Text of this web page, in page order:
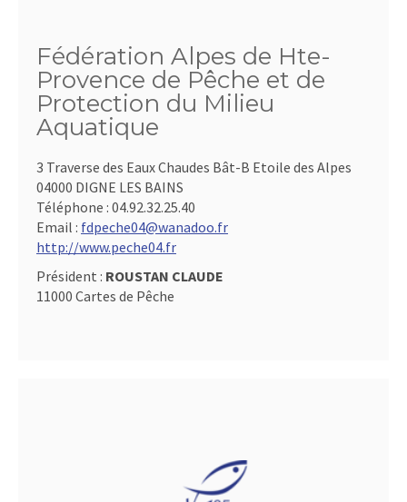
Fédération Alpes de Hte-
Provence de Pêche et de
Protection du Milieu
Aquatique
3 Traverse des Eaux Chaudes Bât-B Etoile des Alpes
04000 DIGNE LES BAINS
Téléphone : 04.92.32.25.40
Email : fdpeche04@wanadoo.fr
http://www.peche04.fr
Président : ROUSTAN CLAUDE
11000 Cartes de Pêche